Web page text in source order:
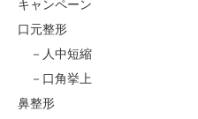
キャンペーン
口元整形
人中短縮
口角挙上
鼻整形